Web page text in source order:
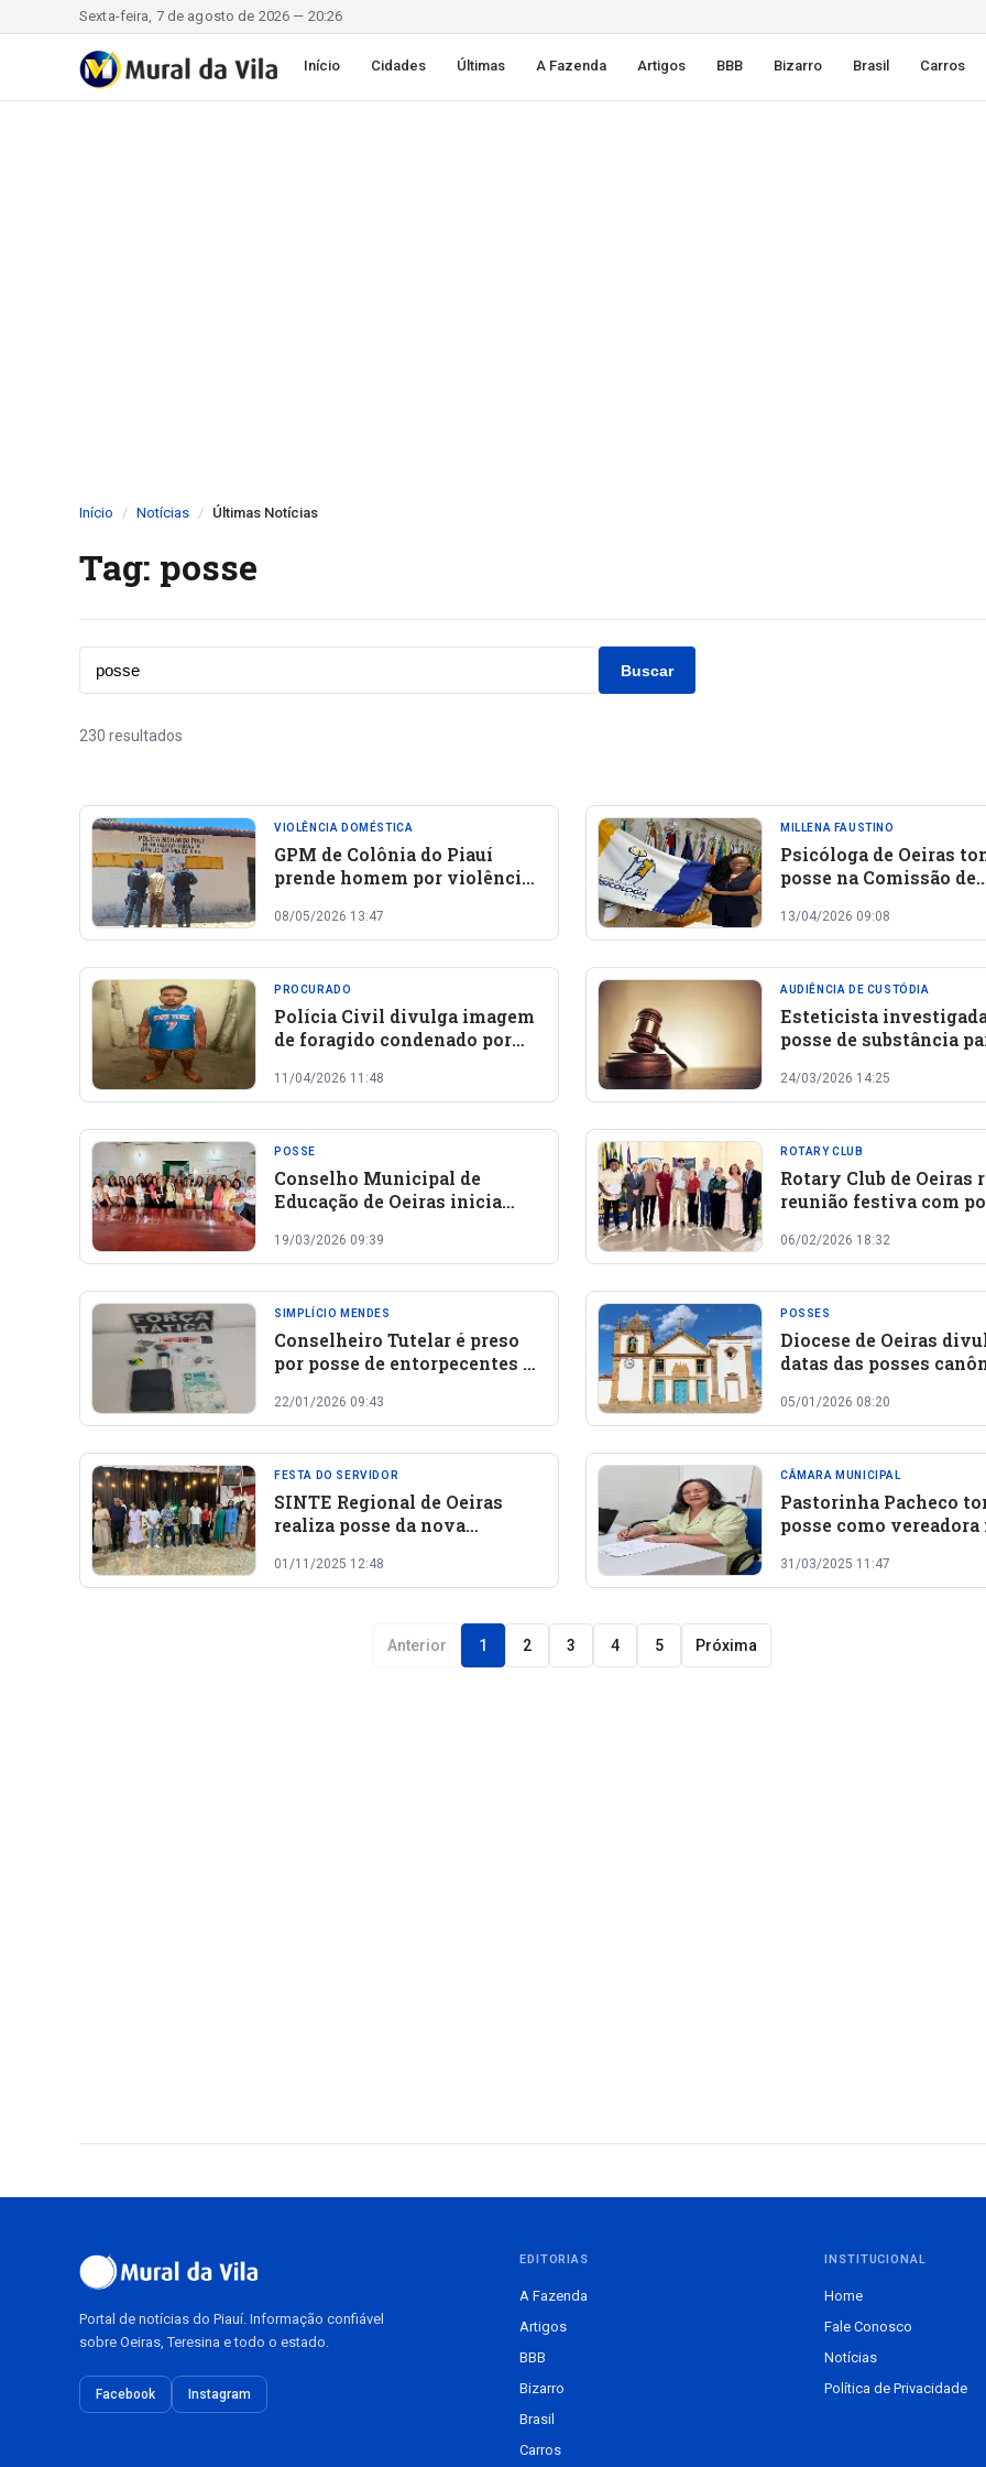
Sexta-feira, 7 de agosto de 2026 — 20:26
Início Cidades Últimas A Fazenda Artigos BBB Bizarro Brasil Carros
Início Notícias Últimas Notícias
Tag: posse
Buscar
230 resultados
VIOLÊNCIA DOMÉSTICA
GPM de Colônia do Piauí
prende homem por violência
arma de fogo
08/05/2026 13:47
MILLENA FAUSTINO
Psicóloga de Oeiras
posse na Comissão de
Conselho Federal de
Psicologia
13/04/2026 09:08
PROCURADO
Polícia Civil divulga imagem
de foragido condenado por
em Oeiras
11/04/2026 11:48
AUDIÊNCIA DE CUSTÓDIA
Esteticista
posse de substância
após audiência de
em Oeiras
24/03/2026 14:25
POSSE
Conselho Municipal de
Educação de Oeiras inicia
de membros
19/03/2026 09:39
ROTARY CLUB
Rotary Club de Oeiras
reunião festiva com
homenagem a
de destaque
06/02/2026 18:32
SIMPLÍCIO MENDES
Conselheiro Tutelar é preso
por posse de entorpecentes e
menores em Simplício
Mendes
22/01/2026 09:43
POSSES
Diocese de Oeiras
datas das posses
05/01/2026 08:20
FESTA DO SERVIDOR
SINTE Regional de Oeiras
realiza posse da nova
dos Trabalhadores da
Educação
01/11/2025 12:48
CÂMARA MUNICIPAL
Pastorinha Pacheco
posse como vereadora
31/03/2025 11:47
Anterior 1 2 3 4 5 Próxima
Portal de notícias do Piauí. Informação confiável
sobre Oeiras, Teresina e todo o estado.
Facebook Instagram
EDITORIAS
A Fazenda
Artigos
BBB
Bizarro
Brasil
Carros
INSTITUCIONAL
Home
Fale Conosco
Notícias
Política de Privacidade